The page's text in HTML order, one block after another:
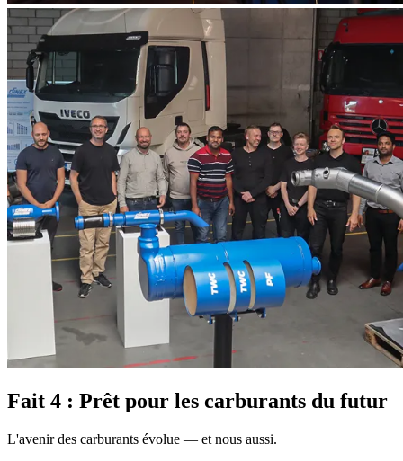
Fait 4 : Prêt pour les carburants du futur
L'avenir des carburants évolue — et nous aussi.